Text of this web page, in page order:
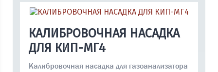
КАЛИБРОВОЧНАЯ НАСАДКА
ДЛЯ КИП-МГ4
Калибровочная насадка для газоанализатора